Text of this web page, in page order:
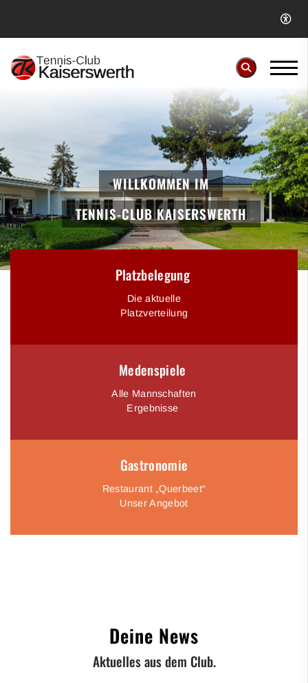
WILLKOMMEN IM
TENNIS-CLUB KAISERSWERTH
Platzbelegung
Die aktuelle
Platzverteilung
Medenspiele
Alle Mannschaften
Ergebnisse
Gastronomie
Restaurant „Querbeet“
Unser Angebot
Deine News
Aktuelles aus dem Club.